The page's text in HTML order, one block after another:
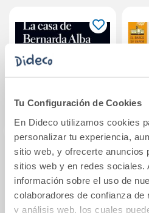
Tu Configuración de Cookies
En Dideco utilizamos cookies
personalizar tu experiencia,
sitio web, y ofrecerte anuncios
sitios web y en redes sociales.
información sobre el uso de
colaboradores de confianza
y análisis web, los cuales
La casa de
Bernarda Alba